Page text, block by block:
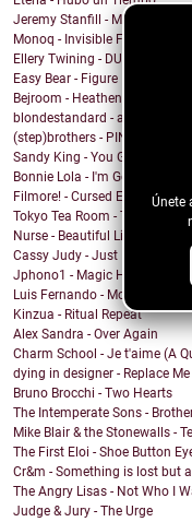
Únete
Jeremy Stanfill - Moving Day
Monoq - Invisible Finish Line
Ellery Twining - DUSTY
Easy Bear - Figure It Out
Bejroom - Heathens
blondestandard - arms of
(step)brothers - PINOT NOIR
Sandy King - You Got Me
Bonnie Lola - I'm Going Home
Filmore! - Cursed Energy
Tokyo Tea Room - Tell Me How
Nurse - Beautiful Lie
Cassy Judy - Just For Being
Jphono1 - Magic Here
Luis Fernando - Modo Avion
Kinzua - Ritual Repeat
Alex Sandra - Over Again
Charm School - Je t'aime (A
dying in designer - Replace Me
Bruno Brocchi - Two Hearts
The Intemperate Sons -
Mike Blair & the Stonewalls -
The First Eloi - Shoe Button
Cr&m - Something is lost but
The Angry Lisas - Not Who I
Judge & Jury - The Urge